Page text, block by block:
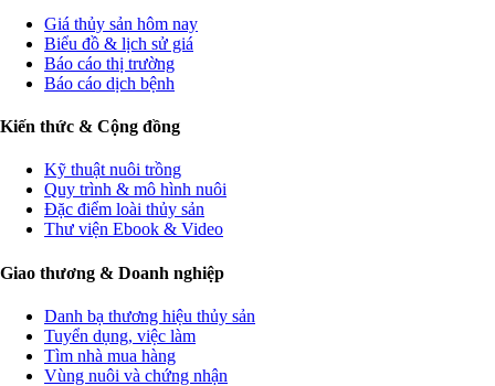
Giá thủy sản hôm nay
Biểu đồ & lịch sử giá
Báo cáo thị trường
Báo cáo dịch bệnh
Kiến thức & Cộng đồng
Kỹ thuật nuôi trồng
Quy trình & mô hình nuôi
Đặc điểm loài thủy sản
Thư viện Ebook & Video
Giao thương & Doanh nghiệp
Danh bạ thương hiệu thủy sản
Tuyển dụng, việc làm
Tìm nhà mua hàng
Vùng nuôi và chứng nhận